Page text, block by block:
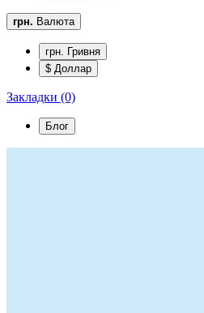
грн. Валюта
грн. Гривня
$ Доллар
Закладки (0)
Блог